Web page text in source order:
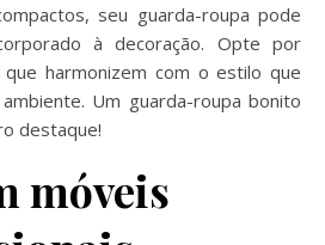
seu guarda-roupa pode
à decoração. Opte por
harmonizem com o estilo que
Um guarda-roupa bonito
destaque!
móveis